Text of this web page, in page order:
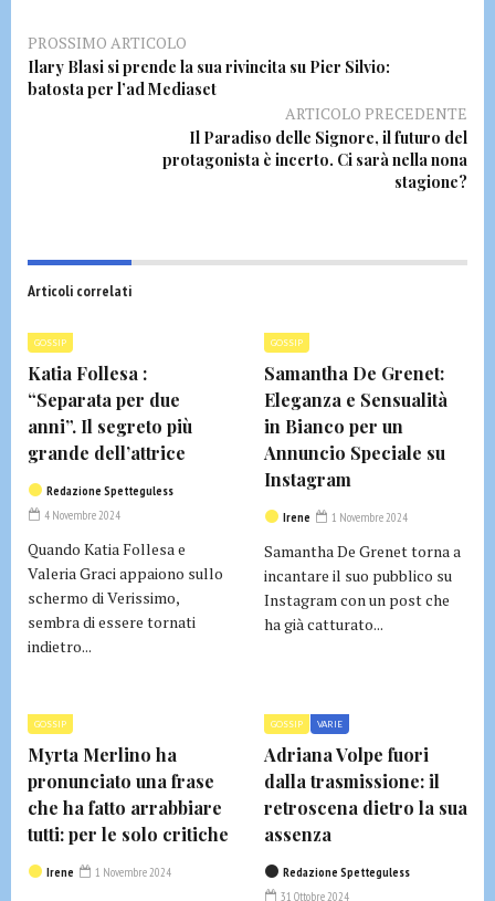
PROSSIMO ARTICOLO
Ilary Blasi si prende la sua rivincita su Pier Silvio:
batosta per l’ad Mediaset
ARTICOLO PRECEDENTE
Il Paradiso delle Signore, il futuro del
protagonista è incerto. Ci sarà nella nona
stagione?
Articoli correlati
GOSSIP
Katia Follesa :
“Separata per due
anni”. Il segreto più
grande dell’attrice
Redazione Spetteguless
4 Novembre 2024
Quando Katia Follesa e
Valeria Graci appaiono sullo
schermo di Verissimo,
sembra di essere tornati
indietro...
GOSSIP
Samantha De Grenet:
Eleganza e Sensualità
in Bianco per un
Annuncio Speciale su
Instagram
Irene 1 Novembre 2024
Samantha De Grenet torna a
incantare il suo pubblico su
Instagram con un post che
ha già catturato...
GOSSIP
Myrta Merlino ha
pronunciato una frase
che ha fatto arrabbiare
tutti: per le solo critiche
Irene 1 Novembre 2024
GOSSIP VARIE
Adriana Volpe fuori
dalla trasmissione: il
retroscena dietro la sua
assenza
Redazione Spetteguless
31 Ottobre 2024